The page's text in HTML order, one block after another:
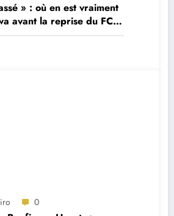
» : où en est vraiment
avant la reprise du FC
0